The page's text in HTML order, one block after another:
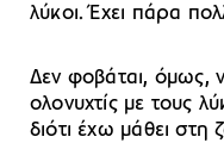
λύκοι. Έχει πάρα
Δεν φοβάται, όμως,
ολονυχτίς με τους
διότι έχω μάθει